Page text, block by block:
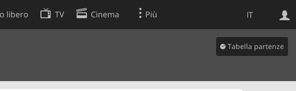
IT
libero TV Cinema Più
Tabella partenze